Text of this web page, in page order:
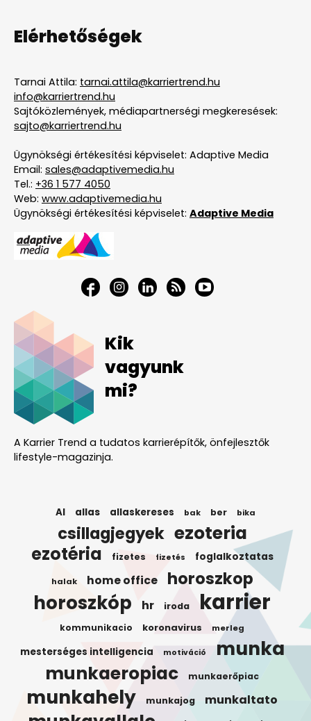
Elérhetőségek
Tarnai Attila: tarnai.attila@karriertrend.hu
info@karriertrend.hu
Sajtóközlemények, médiapartnerségi megkeresések:
sajto@karriertrend.hu
Ügynökségi értékesítési képviselet: Adaptive Media
Email: sales@adaptivemedia.hu
Tel.: +36 1 577 4050
Web: www.adaptivemedia.hu
Ügynökségi értékesítési képviselet: Adaptive Media
Kik
vagyunk
mi?
A Karrier Trend a tudatos karrierépítők, önfejlesztők
lifestyle-magazinja.
AI allas allaskereses bak ber bika
csillagjegyek ezoteria
ezotéria fizetes fizetés foglalkoztatas
halak home office horoszkop
horoszkóp hr iroda karrier
kommunikacio koronavirus merleg
mesterséges intelligencia motiváció munka
munkaeropiac munkaerőpiac
munkahely munkajog munkaltato